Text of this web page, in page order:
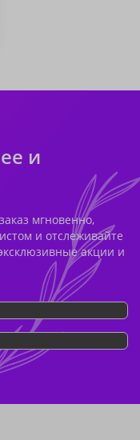
и
мгновенно,
и отслеживайте
акции и